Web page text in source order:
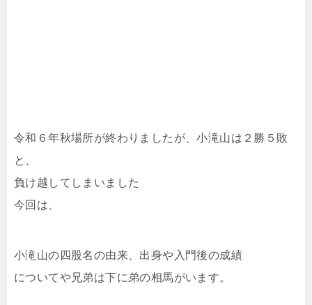
令和６年秋場所が終わりましたが、小滝山は２勝５敗
と、
負け越してしまいました
今回は、
小滝山の四股名の由来、出身や入門後の成績
についてや兄弟は下に弟の相馬がいます。